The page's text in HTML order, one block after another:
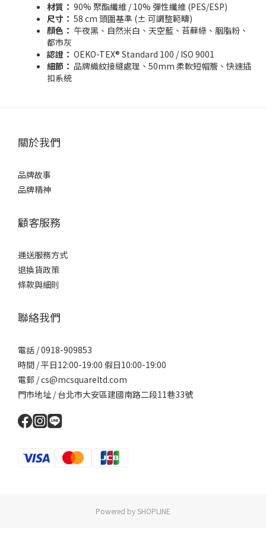
材質： 90% 聚酯纖維 / 10% 彈性纖維 (PES/ESP)
尺寸： 58 cm 頭圍基準 (± 可調整範疇)
顏色： 午夜黑、自然米白、天空藍、苔蘚綠、胭脂粉、
都市灰
認證： OEKO-TEX® Standard 100 / ISO 9001
細節： 品牌織紋接縫處理、50mm 柔軟短帽簷、快速插
扣系統
關於我們
品牌故事
品牌精神
顧客服務
運送服務方式
退換貨政策
條款與細則
聯絡我們
電話 / 0918-909853
時間 / 平日12:00-19:00 假日10:00-19:00
電郵 / cs@mcsquareltd.com
門市地址 / 台北市大安區建國南路二段11巷33號
Powered by SHOPLINE